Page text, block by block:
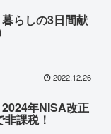
暮らしの3日間献
2022.12.26
2024年NISA改正
課税！